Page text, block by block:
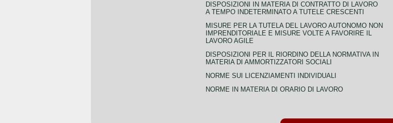
DISPOSIZIONI IN MATERIA DI CONTRATTO DI LAVORO
A TEMPO INDETERMINATO A TUTELE CRESCENTI
MISURE PER LA TUTELA DEL LAVORO AUTONOMO NON
IMPRENDITORIALE E MISURE VOLTE A FAVORIRE IL
LAVORO AGILE
DISPOSIZIONI PER IL RIORDINO DELLA NORMATIVA IN
MATERIA DI AMMORTIZZATORI SOCIALI
NORME SUI LICENZIAMENTI INDIVIDUALI
NORME IN MATERIA DI ORARIO DI LAVORO